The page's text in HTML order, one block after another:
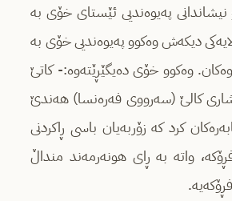
نیشاندانی پەیوەندیی ئێستای خۆی بە
دیکەش وەکوو پەیوەندیی خۆی بە
وەکوو خۆی دەیگێڕێتەوە:- کاتێ
کالێ (سەرووی فەرەنسا) هەندێ
کرد کە زۆربەیان باسی ڕاکردنی
واتە بە ڕای هونەرمەند منداڵ